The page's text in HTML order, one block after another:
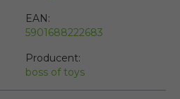
EAN:
5901688222683
Producent:
boss of toys